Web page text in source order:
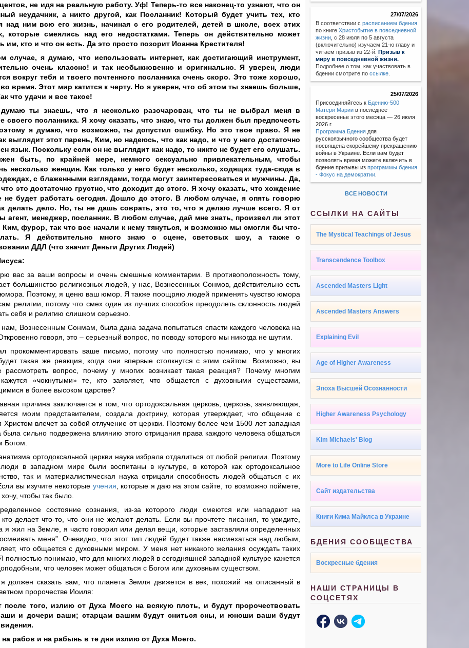
не идя на реальную работу. Уф! Теперь-то все наконец-то узнают, что он
неудачник, а никто другой, как Посланник! Который будет учить тех, кто
над ним всю его жизнь, начиная с его родителей, детей в школе, всех этих
которые смеялись над его недостатками. Теперь он действительно может
им, кто и что он есть. Да это просто позорит Иоанна Крестителя!
случае, я думаю, что использовать интернет, как достигающий инструмент,
очень классно! и так необыкновенно и оригинально. Я уверен, люди
вокруг тебя и твоего почтенного посланника очень скоро. Это тоже хорошо,
во время. Этот мир катится к черту. Но я уверен, что об этом ты знаешь больше,
что удачи и все такое!
ты знаешь, что я несколько разочарован, что ты не выбрал меня в
своего посланника. Я хочу сказать, что знаю, что ты должен был предпочесть
я думаю, что возможно, ты допустил ошибку. Но это твое право. Я не
выглядит этот парень, Ким, но надеюсь, что как надо, и что у него достаточно
язык. Поскольку если он не выглядит как надо, то никто не будет его слушать.
быть, по крайней мере, немного сексуально привлекательным, чтобы
несколько женщин. Как только у него будет несколько, ходящих туда-сюда в
с блаженными взглядами, тогда могут заинтересоваться и мужчины. Да,
это достаточно грустно, что доходит до этого. Я хочу сказать, что хождение
не будет работать сегодня. Дошло до этого. В любом случае, я опять говорю
делать дело. Но, ты не дашь соврать, это то, что я делаю лучше всего. Я от
агент, менеджер, посланник. В любом случае, дай мне знать, произвел ли этот
Ким, фурор, так что все начали к нему тянуться, и возможно мы смогли бы что-
Я действительно много знаю о сцене, световых шоу, а также о
ДДЛ (что значит Деньги Других Людей)
вас за ваши вопросы и очень смешные комментарии. В противоположность тому,
большинство религиозных людей, у нас, Вознесенных Сонмов, действительно есть
юмора. Поэтому, я ценю ваш юмор. Я также поощряю людей применять чувство юмора
религии, потому что смех один из лучших способов преодолеть склонность людей
себя и религию слишком серьезно.
Вознесенным Сонмам, была дана задача попытаться спасти каждого человека на
говоря, это – серьезный вопрос, по поводу которого мы никогда не шутим.
прокомментировать ваше письмо, потому что полностью понимаю, что у многих
такая же реакция, когда они впервые столкнутся с этим сайтом. Возможно, вы
рассмотреть вопрос, почему у многих возникает такая реакция? Почему многим
«чокнутыми» те, кто заявляет, что общается с духовными существами,
в более высоком царстве?
причина заключается в том, что ортодоксальная церковь, церковь, заявляющая,
моим представителем, создала доктрину, которая утверждает, что общение с
Христом влечет за собой отлучение от церкви. Поэтому более чем 1500 лет западная
была сильно подвержена влиянию этого отрицания права каждого человека общаться
Богом.
ортодоксальной церкви наука избрала отдалиться от любой религии. Поэтому
в западном мире были воспитаны в культуре, в которой как ортодоксальное
так и материалистическая наука отрицали способность людей общаться с их
вы изучите некоторые учения, которые я даю на этом сайте, то возможно поймете,
чтобы так было.
состояние сознания, из-за которого люди смеются или нападают на
делает что-то, что они не желают делать. Если вы прочтете писания, то увидите,
я жил на Земле, я часто говорил или делал вещи, которые заставляли определенных
меня”. Очевидно, что этот тип людей будет также насмехаться над любым,
что общается с духовными миром. У меня нет никакого желания осуждать таких
полностью понимаю, что для многих людей в сегодняшней западной культуре кажется
что человек может общаться с Богом или духовным существом.
должен сказать вам, что планета Земля движется в век, похожий на описанный в
пророчестве Иоиля:
после того, излию от Духа Моего на всякую плоть, и будут пророчествовать
и дочери ваши; старцам вашим будут сниться сны, и юноши ваши будут
на рабов и на рабынь в те дни излию от Духа Моего.
27/07/2026
В соответствии с расписанием бдения
по книгеХристобытие в повседневной
жизни с 28 июля по 5 августа
(включительно) изучаем 21-ю главу и
читаем призыв из 22-й: Призыв к
миру в повседневной жизни.
Подробнее о том, как участвовать в
бдении смотрите поссылке
25/07/2026
Присоединяйтесь к Бдению-500
Матери Марии в последнее
воскресенье этого месяца — 26 июля
2026 г.
Программа Бдения для
русскоязычного сообщества будет
посвящена скорейшему прекращению
войны в Украине. Если вам будет
позволять время можете включить в
бдение призывы изпрограммы бдения
- Фокус на демократии
ВСЕ НОВОСТИ
ССЫЛКИ НА САЙТЫ
The Mystical Teachings of Jesus
Transcendence Toolbox
Ascended Masters Light
Ascended Masters Answers
Explaining Evil
Age of Higher Awareness
Эпоха Высшей Осознанности
Higher Awareness Psychology
Kim Michaels' Blog
More to Life Online Store
Сайт издательства
Книги Кима Майклса в Украине
БДЕНИЯ СООБЩЕСТВА
Воскресные бдения
НАШИ СТРАНИЦЫ В
СОЦСЕТЯХ